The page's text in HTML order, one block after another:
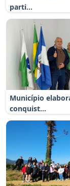
Cerro Azul
parti...
Município
conquist...